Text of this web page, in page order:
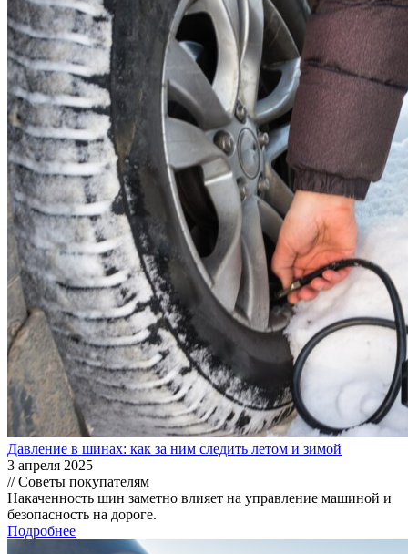
Давление в шинах: как за ним следить летом и зимой
3 апреля 2025
// Советы покупателям
Накаченность шин заметно влияет на управление машиной и
безопасность на дороге.
Подробнее